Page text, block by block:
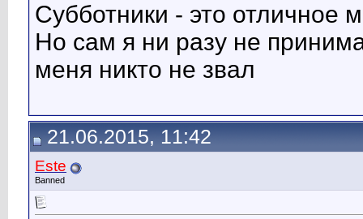
Субботники - это отличное
Но сам я ни разу не
меня никто не звал
21.06.2015, 11:42
Este
Banned